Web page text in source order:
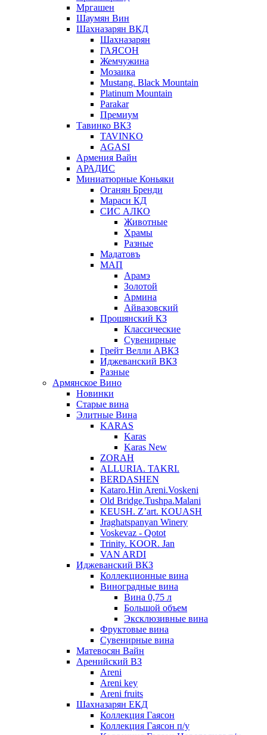
Мргашен
Шаумян Вин
Шахназарян ВКД
Шахназарян
ГАЯСОН
Жемчужина
Мозаика
Mustang. Black Mountain
Platinum Mountain
Parakar
Премиум
Тавинко ВКЗ
TAVINKO
AGASI
Армения Вайн
АРАДИС
Миниатюрные Коньяки
Оганян Бренди
Мараси КД
СИС АЛКО
Животные
Храмы
Разные
Мадатовъ
МАП
Арамэ
Золотой
Армина
Айвазовский
Прошянский КЗ
Классические
Сувенирные
Грейт Велли АВКЗ
Иджеванский ВКЗ
Разные
Армянское Вино
Новинки
Старые вина
Элитные Вина
KARAS
Karas
Karas New
ZORAH
ALLURIA. TAKRI.
BERDASHEN
Kataro.Hin Areni.Voskeni
Old Bridge.Tushpa.Malani
KEUSH. Z’art. KOUASH
Jraghatspanyan Winery
Voskevaz - Qotot
Trinity. KOOR. Jan
VAN ARDI
Иджеванский ВКЗ
Коллекционные вина
Виноградные вина
Вина 0,75 л
Большой объем
Эксклюзивные вина
Фруктовые вина
Cувенирные вина
Матевосян Вайн
Аренийский ВЗ
Areni
Areni key
Areni fruits
Шахназарян ЕКД
Коллекция Гаясон
Коллекция Гаясон п/у